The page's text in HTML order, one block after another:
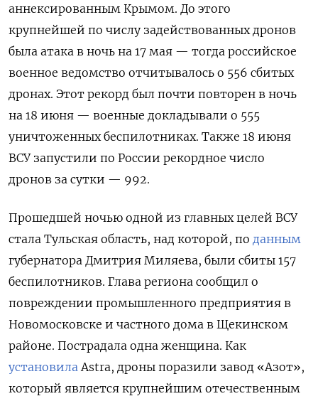
аннексированным Крымом. До этого
крупнейшей по числу задействованных дронов
была атака в ночь на 17 мая — тогда российское
военное ведомство отчитывалось о 556 сбитых
дронах. Этот рекорд был почти повторен в ночь
на 18 июня — военные докладывали о 555
уничтоженных беспилотниках. Также 18 июня
ВСУ запустили по России рекордное число
дронов за сутки — 992.
Прошедшей ночью одной из главных целей ВСУ
стала Тульская область, над которой, по данным
губернатора Дмитрия Миляева, были сбиты 157
беспилотников. Глава региона сообщил о
повреждении промышленного предприятия в
Новомосковске и частного дома в Щекинском
районе. Пострадала одна женщина. Как
установила Astra, дроны поразили завод «Азот»,
который является крупнейшим отечественным